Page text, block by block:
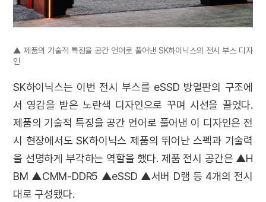
▲ 제품의 기술적 특징을 공간 언어로 풀어낸 SK하이닉스의 전시 부스 디자
인
SK하이닉스는 이번 전시 부스를 eSSD 방열판의 구조에
서 영감을 받은 노란색 디자인으로 꾸며 시선을 끌었다.
제품의 기술적 특징을 공간 언어로 풀어낸 이 디자인은 전
시 현장에서도 SK하이닉스 제품의 뛰어난 스펙과 기술력
을 선명하게 부각하는 역할을 했다. 제품 전시 공간은 ▲H
BM ▲CMM-DDR5 ▲eSSD ▲서버 D램 등 4개의 전시
대로 구성됐다.